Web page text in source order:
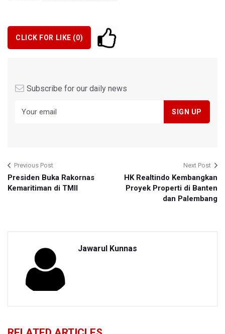
CLICK FOR LIKE (0)
Subscribe for our daily news
Previous Post
Presiden Buka Rakornas
Kemaritiman di TMII
Next Post
HK Realtindo Kembangkan
Proyek Properti di Banten
dan Palembang
Jawarul Kunnas